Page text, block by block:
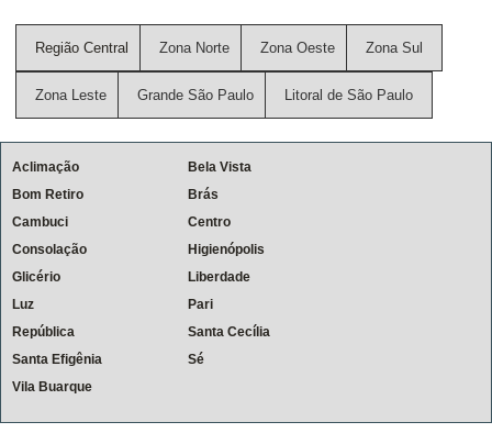
Região Central Zona Norte Zona Oeste Zona Sul
Zona Leste Grande São Paulo Litoral de São Paulo
Aclimação
Bela Vista
Bom Retiro
Brás
Cambuci
Centro
Consolação
Higienópolis
Glicério
Liberdade
Luz
Pari
República
Santa Cecília
Santa Efigênia
Sé
Vila Buarque